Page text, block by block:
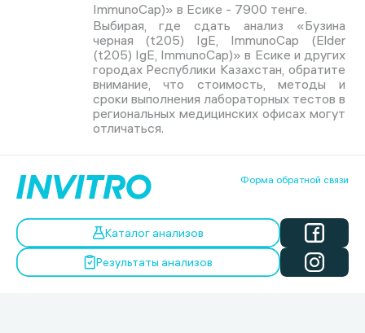
ImmunoCap)» в Есике - 7900 тенге.
Выбирая, где сдать анализ «Бузина
черная (t205) IgE, ImmunoCap (Elder
(t205) IgE, ImmunoCap)» в Есике и других
городах Республики Казахстан, обратите
внимание, что стоимость, методы и
сроки выполнения лабораторных тестов в
региональных медицинских офисах могут
отличаться.
Форма обратной связи
Каталог анализов
Результаты анализов